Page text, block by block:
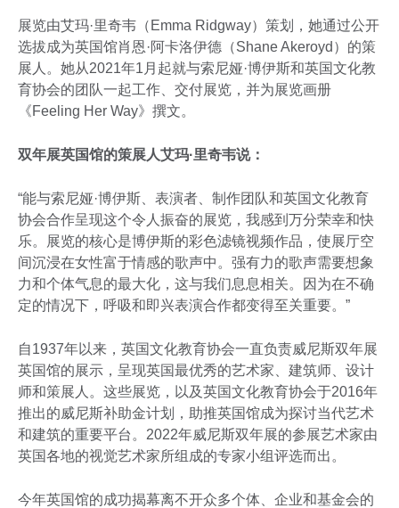
展览由艾玛·里奇韦（Emma Ridgway）策划，她通过公开
选拔成为英国馆肖恩·阿卡洛伊德（Shane Akeroyd）的策
展人。她从2021年1月起就与索尼娅·博伊斯和英国文化教
育协会的团队一起工作、交付展览，并为展览画册
《Feeling Her Way》撰文。
双年展英国馆的策展人艾玛·里奇韦说：
“能与索尼娅·博伊斯、表演者、制作团队和英国文化教育
协会合作呈现这个令人振奋的展览，我感到万分荣幸和快
乐。展览的核心是博伊斯的彩色滤镜视频作品，使展厅空
间沉浸在女性富于情感的歌声中。强有力的歌声需要想象
力和个体气息的最大化，这与我们息息相关。因为在不确
定的情况下，呼吸和即兴表演合作都变得至关重要。”
自1937年以来，英国文化教育协会一直负责威尼斯双年展
英国馆的展示，呈现英国最优秀的艺术家、建筑师、设计
师和策展人。这些展览，以及英国文化教育协会于2016年
推出的威尼斯补助金计划，助推英国馆成为探讨当代艺术
和建筑的重要平台。2022年威尼斯双年展的参展艺术家由
英国各地的视觉艺术家所组成的专家小组评选而出。
今年英国馆的成功揭幕离不开众多个体、企业和基金会的